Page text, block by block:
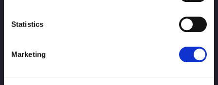
Statistics
Marketing